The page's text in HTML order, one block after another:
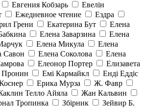
Евгения Кобзарь
Евелін
Ежедневное чтение
Ездра
Грени Екатерина Бут
Елена
Елена Заварзина
Елена
Елена Микула
Елена
Савон Елена Соколова
Елена
Елеонор Портер
Елизавета
Пронин Емі Кармайкл
Ендi Еддiс
Ерика Мурза
Ж. Фавр
Телло Айяла
Жан Кальвин
Тропинка Збірник
Зейвир Б.